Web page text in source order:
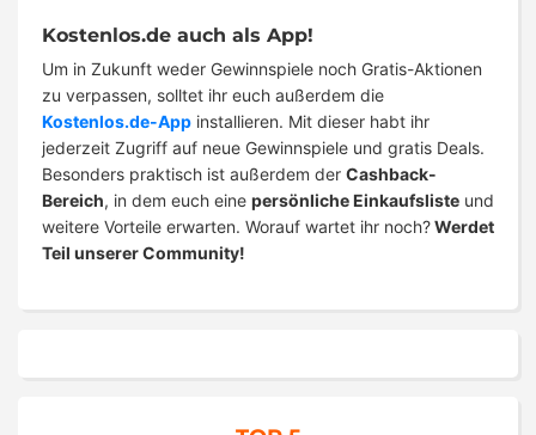
Kostenlos.de auch als App!
Um in Zukunft weder Gewinnspiele noch Gratis-Aktionen
zu verpassen, solltet ihr euch außerdem die
Kostenlos.de-App installieren. Mit dieser habt ihr
jederzeit Zugriff auf neue Gewinnspiele und gratis Deals.
Besonders praktisch ist außerdem der Cashback-
Bereich, in dem euch eine persönliche Einkaufsliste und
weitere Vorteile erwarten. Worauf wartet ihr noch?Werdet
Teil unserer Community!